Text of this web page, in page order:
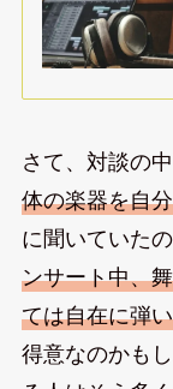
さて、対談の
体の楽器を自
に聞いていた
ンサート中、
ては自在に弾
得意なのかもし